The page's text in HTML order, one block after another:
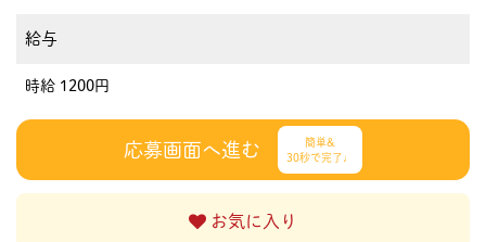
給与
時給 1200円
応募画面へ進む
簡単&
30秒で完了♩
お気に入り